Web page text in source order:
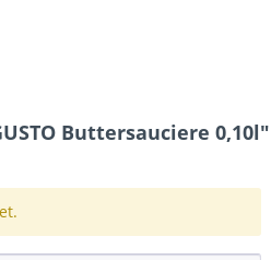
Buttersauciere 0,10l"